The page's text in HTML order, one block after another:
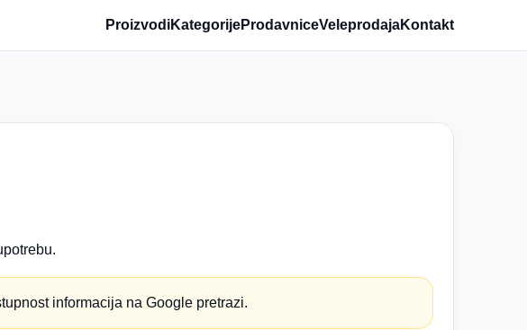
ProizvodiKategorijeProdavniceVeleprodajaKontakt
informacija na Google pretrazi.